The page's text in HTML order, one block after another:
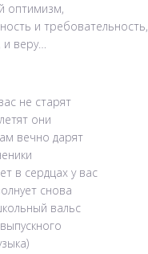
оптимизм,
и требовательность,
и веру…
не старят
они
вечно дарят
в сердцах у вас
снова
вальс